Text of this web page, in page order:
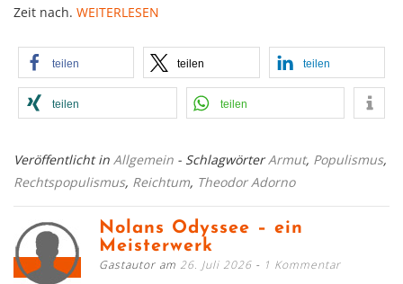
Zeit nach. WEITERLESEN
teilen teilen teilen
teilen teilen
Veröffentlicht in Allgemein - SchlagwörterArmut, Populismus,
Rechtspopulismus, Reichtum, Theodor Adorno
Nolans Odyssee – ein
Meisterwerk
Gastautor am 26. Juli 2026 1 Kommentar